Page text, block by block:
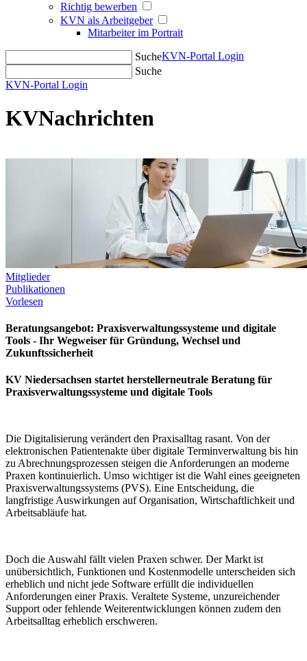
Richtig bewerben
KVN als Arbeitgeber
Mitarbeiter im Portrait
SucheKVN-Portal Login
Suche
KVN-Portal Login
KVNachrichten
Mitglieder
Publikationen
Vorlesen
Beratungsangebot: Praxisverwaltungssysteme und digitale
Tools - Ihr Wegweiser für Gründung, Wechsel und
Zukunftssicherheit
KV Niedersachsen startet herstellerneutrale Beratung für
Praxisverwaltungssysteme und digitale Tools
Die Digitalisierung verändert den Praxisalltag rasant. Von der
elektronischen Patientenakte über digitale Terminverwaltung bis hin
zu Abrechnungsprozessen steigen die Anforderungen an moderne
Praxen kontinuierlich. Umso wichtiger ist die Wahl eines geeigneten
Praxisverwaltungssystems (PVS). Eine Entscheidung, die
langfristige Auswirkungen auf Organisation, Wirtschaftlichkeit und
Arbeitsabläufe hat.
Doch die Auswahl fällt vielen Praxen schwer. Der Markt ist
unübersichtlich, Funktionen und Kostenmodelle unterscheiden sich
erheblich und nicht jede Software erfüllt die individuellen
Anforderungen einer Praxis. Veraltete Systeme, unzureichender
Support oder fehlende Weiterentwicklungen können zudem den
Arbeitsalltag erheblich erschweren.